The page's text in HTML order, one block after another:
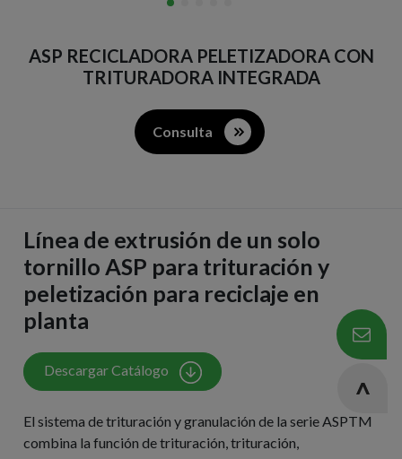
ASP RECICLADORA PELETIZADORA CON
TRITURADORA INTEGRADA
Consulta
Línea de extrusión de un solo
tornillo ASP para trituración y
peletización para reciclaje en
planta
Descargar Catálogo
El sistema de trituración y granulación de la serie ASPTM
combina la función de trituración, trituración,